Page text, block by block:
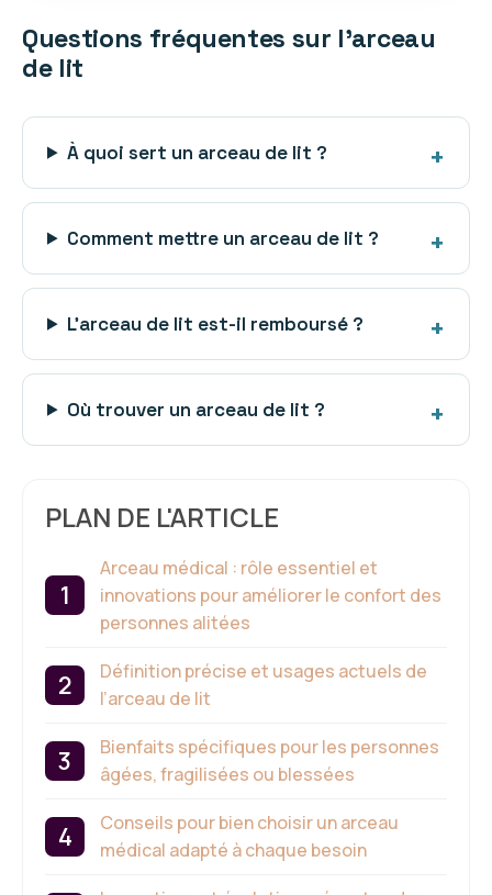
Questions fréquentes sur l’arceau
de lit
À quoi sert un arceau de lit ?
Comment mettre un arceau de lit ?
L’arceau de lit est-il remboursé ?
Où trouver un arceau de lit ?
PLAN DE L'ARTICLE
Arceau médical : rôle essentiel et
innovations pour améliorer le confort des
personnes alitées
Définition précise et usages actuels de
l’arceau de lit
Bienfaits spécifiques pour les personnes
âgées, fragilisées ou blessées
Conseils pour bien choisir un arceau
médical adapté à chaque besoin